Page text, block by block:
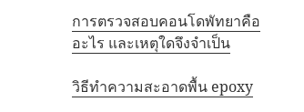
การตรวจสอบคอนโดพัทยาคือ
อะไร และเหตุใดจึงจำเป็น
วิธีทำความสะอาดพื้น epoxy